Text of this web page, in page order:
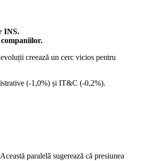
INS.
creează un cerc vicios pentru
(-1,0%) și IT&C (-0,2%).
paralelă sugerează că presiunea